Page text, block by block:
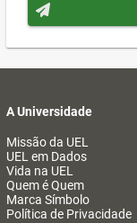
A Universidade
Missão da UEL
UEL em Dados
Vida na UEL
Quem é Quem
Marca Símbolo
Política de Privacidade